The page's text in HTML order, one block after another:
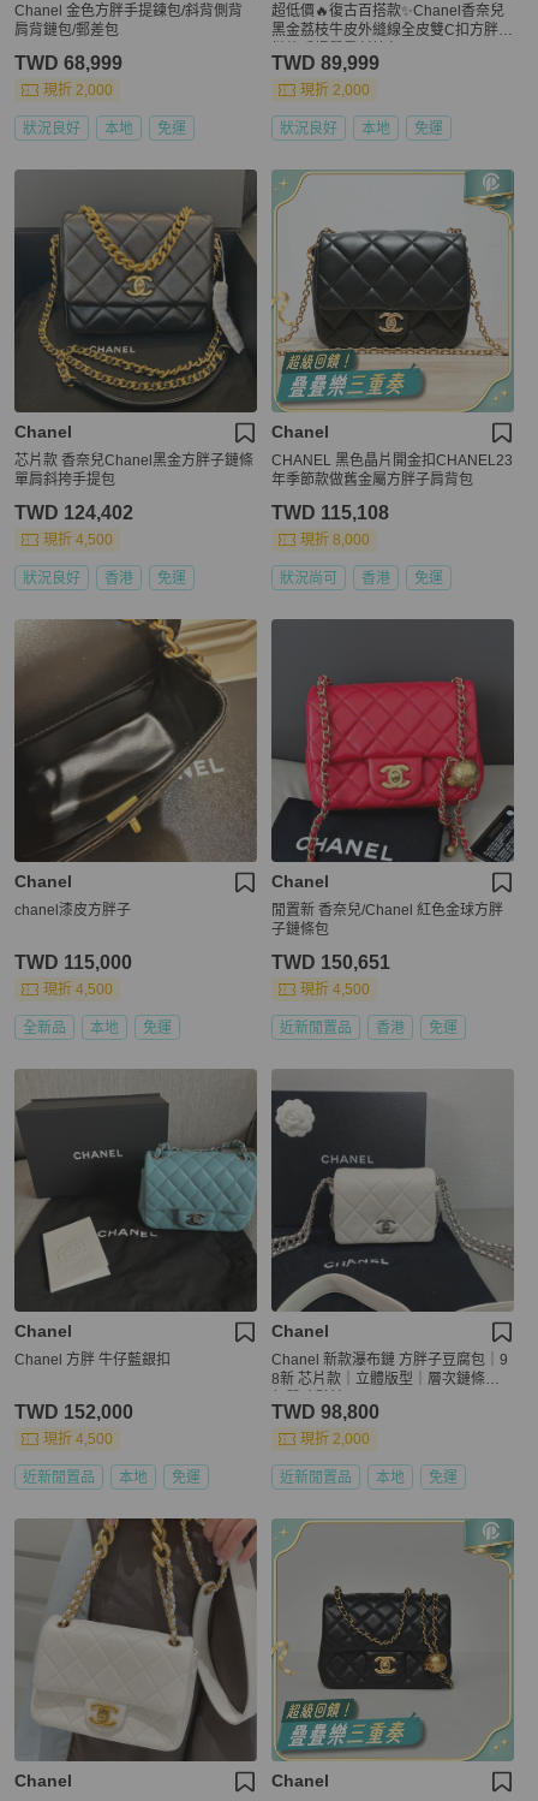
Chanel 金色方胖手提鍊包/斜背側背
肩背鏈包/郵差包
TWD 68,999
現折 2,000
狀況良好 本地 免運
超低價🔥復古百搭款✨Chanel香奈兒
黑金荔枝牛皮外縫線全皮雙C扣方胖子
TWD 89,999
現折 2,000
狀況良好 本地 免運
Chanel
芯片款 香奈兒Chanel黑金方胖子鏈條
單肩斜挎手提包
TWD 124,402
現折 4,500
狀況良好 香港 免運
Chanel
CHANEL 黑色晶片開金扣CHANEL23
年季節款做舊金屬方胖子肩背包
TWD 115,108
現折 8,000
狀況尚可 香港 免運
Chanel
chanel漆皮方胖子
TWD 115,000
現折 4,500
全新品 本地 免運
Chanel
閒置新 香奈兒/Chanel 紅色金球方胖
子鏈條包
TWD 150,651
現折 4,500
近新閒置品 香港 免運
Chanel
Chanel 方胖 牛仔藍銀扣
TWD 152,000
現折 4,500
近新閒置品 本地 免運
Chanel
Chanel 新款瀑布鏈 方胖子豆腐包｜9
8新 芯片款｜立體版型｜層次鏈條｜
TWD 98,800
現折 2,000
近新閒置品 本地 免運
Chanel Chanel